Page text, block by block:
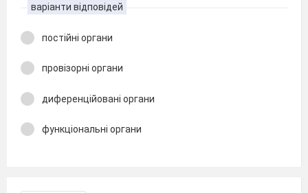
варіанти відповідей
постійні органи
провізорні органи
диференційовані органи
функціональні органи